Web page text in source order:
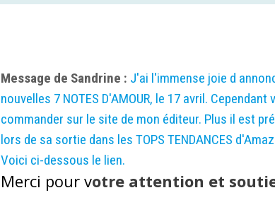
Message de Sandrine : J'ai l'immense joie d
nouvelles 7 NOTES D'AMOUR, le 17 avril.
commander sur le site de mon éditeur. Plus il est
lors de sa sortie dans les TOPS TENDANCES
Voici ci-dessous le lien.
Merci pour votre attention et